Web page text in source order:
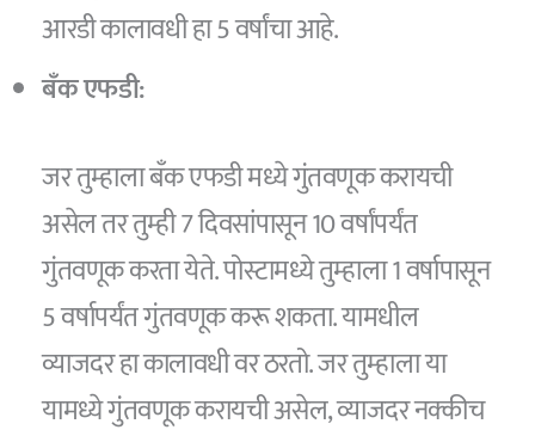
आरडी कालावधी हा 5 वर्षांचा आहे.
बँक एफडी:
जर तुम्हाला बँक एफडी मध्ये गुंतवणूक करायची
असेल तर तुम्ही 7 दिवसांपासून 10 वर्षांपर्यंत
गुंतवणूक करता येते. पोस्टामध्ये तुम्हाला 1 वर्षापासून
5 वर्षापर्यंत गुंतवणूक करू शकता. यामधील
व्याजदर हा कालावधी वर ठरतो. जर तुम्हाला या
यामध्ये गुंतवणूक करायची असेल, व्याजदर नक्कीच